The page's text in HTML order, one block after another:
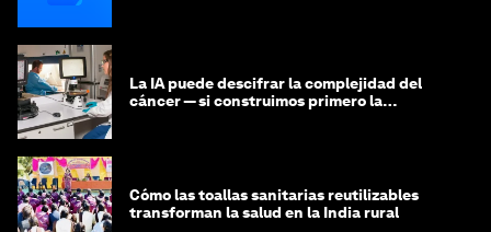
La IA puede descifrar la complejidad del
cáncer — si construimos primero la
Cómo las toallas sanitarias reutilizables
transforman la salud en la India rural